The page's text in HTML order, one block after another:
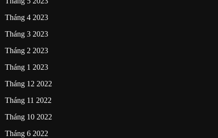
Tháng 4 2023
Tháng 3 2023
Tháng 2 2023
Tháng 1 2023
Tháng 12 2022
Tháng 11 2022
Tháng 10 2022
Tháng 6 2022